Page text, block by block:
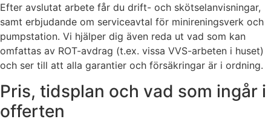
Efter avslutat arbete får du drift- och skötselanvisningar,
samt erbjudande om serviceavtal för minireningsverk och
pumpstation. Vi hjälper dig även reda ut vad som kan
omfattas av ROT-avdrag (t.ex. vissa VVS-arbeten i huset)
och ser till att alla garantier och försäkringar är i ordning.
Pris, tidsplan och vad som ingår i
offerten